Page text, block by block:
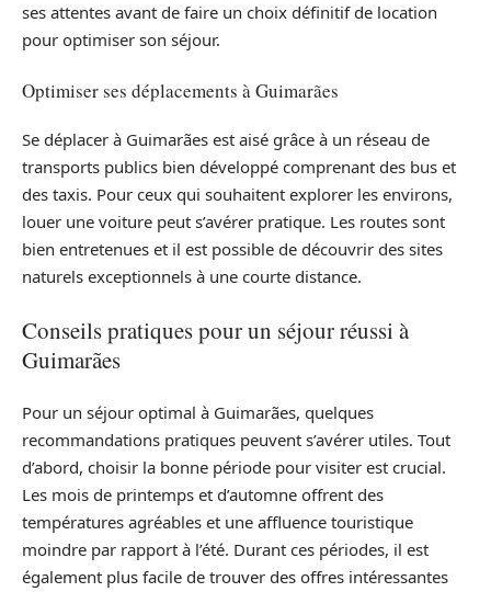
ses attentes avant de faire un choix définitif de location
pour optimiser son séjour.
Optimiser ses déplacements à Guimarães
Se déplacer à Guimarães est aisé grâce à un réseau de
transports publics bien développé comprenant des bus et
des taxis. Pour ceux qui souhaitent explorer les environs,
louer une voiture peut s’avérer pratique. Les routes sont
bien entretenues et il est possible de découvrir des sites
naturels exceptionnels à une courte distance.
Conseils pratiques pour un séjour réussi à
Guimarães
Pour un séjour optimal à Guimarães, quelques
recommandations pratiques peuvent s’avérer utiles. Tout
d’abord, choisir la bonne période pour visiter est crucial.
Les mois de printemps et d’automne offrent des
températures agréables et une affluence touristique
moindre par rapport à l’été. Durant ces périodes, il est
également plus facile de trouver des offres intéressantes